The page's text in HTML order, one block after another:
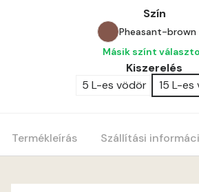
Szín
Pheasant-brown
Amber A
Apple B
Másik színt
Kiszerelés
5 L-es vödör
15 L-
Termékleírás Szállítási